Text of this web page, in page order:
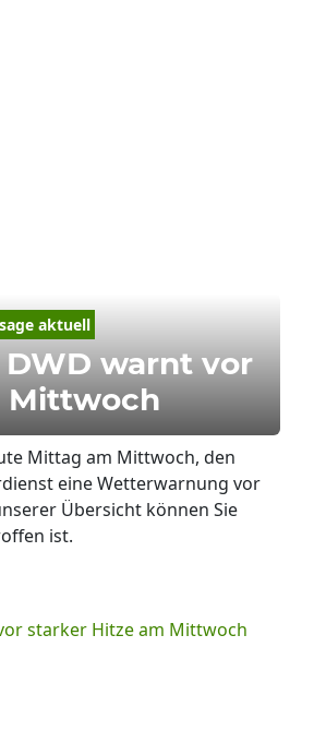
aktuell
warnt vor
Mittwoch
Mittag am Mittwoch, den
eine Wetterwarnung vor
Übersicht können Sie
ist.